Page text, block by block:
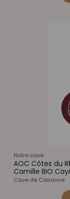
Notre cave
AOC Côtes du
Camille BIO
Cave de Cairanne